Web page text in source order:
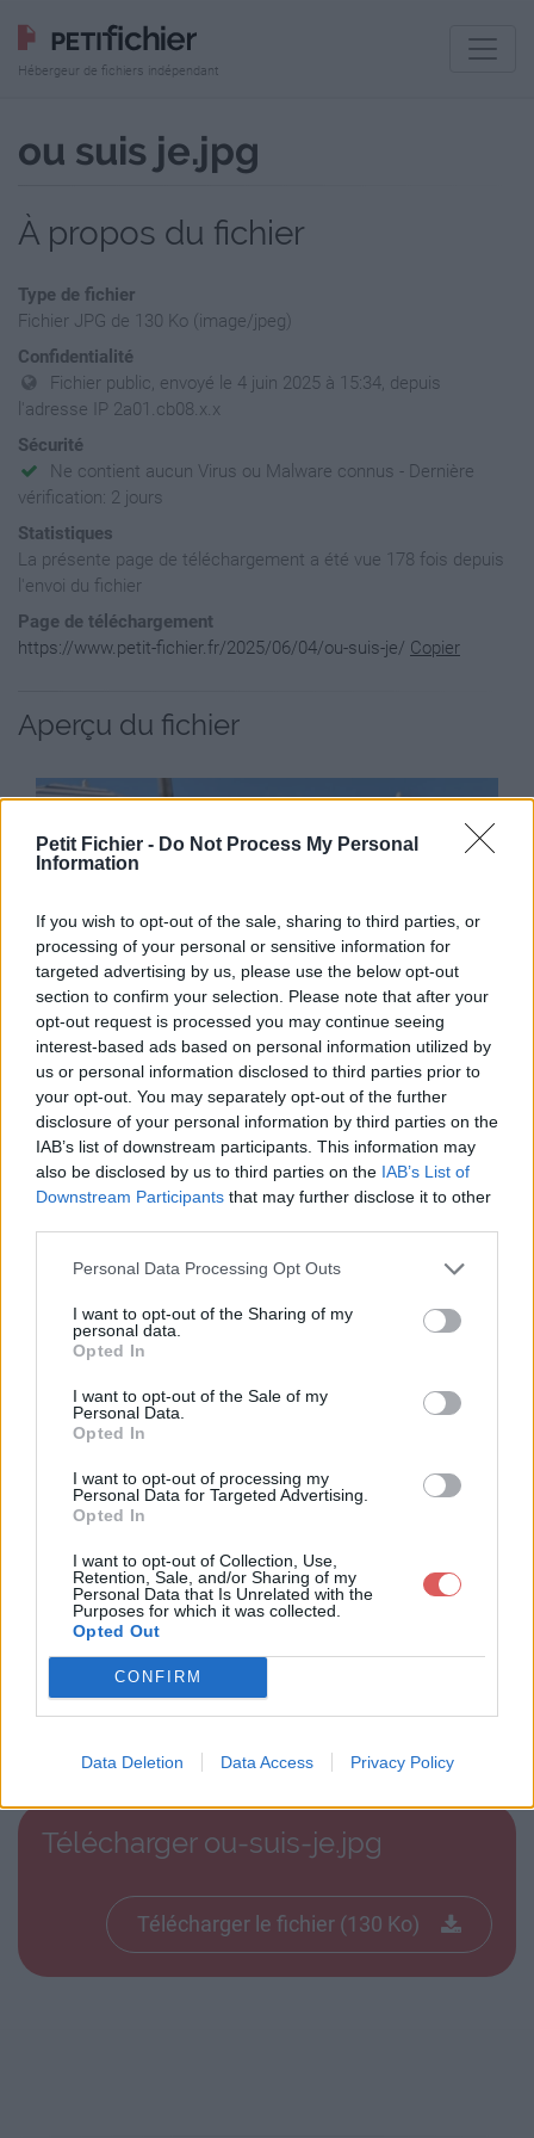
Petit Fichier - Do Not Process My Personal
Information
If you wish to opt-out of the sale, sharing to third parties, or
processing of your personal or sensitive information for
targeted advertising by us, please use the below opt-out
section to confirm your selection. Please note that after your
opt-out request is processed you may continue seeing
interest-based ads based on personal information utilized by
us or personal information disclosed to third parties prior to
your opt-out. You may separately opt-out of the further
disclosure of your personal information by third parties on the
IAB’s list of downstream participants. This information may
also be disclosed by us to third parties on the IAB’s List of
Downstream Participants that may further disclose it to other
Personal Data Processing Opt Outs
I want to opt-out of the Sharing of my
personal data.
Opted In
I want to opt-out of the Sale of my
Personal Data.
Opted In
I want to opt-out of processing my
Personal Data for Targeted Advertising.
Opted In
I want to opt-out of Collection, Use,
Retention, Sale, and/or Sharing of my
Personal Data that Is Unrelated with the
Purposes for which it was collected.
Opted Out
CONFIRM
Data Deletion Data Access Privacy Policy
Hébergeur de fichiers indépendant
ou suis je.jpg
À propos du fichier
Type de fichier
Fichier JPG de 130 Ko (image/jpeg)
Confidentialité
Fichier public, envoyé le 4 juin 2025 à 15:34, depuis
l'adresse IP 2a01.cb08.x.x
Sécurité
Ne contient aucun Virus ou Malware connus - Dernière
vérification: 2 jours
Statistiques
La présente page de téléchargement a été vue 178 fois depuis
l'envoi du fichier
Page de téléchargement
https://www.petit-fichier.fr/2025/06/04/ou-suis-je/ Copier
Aperçu du fichier
Partager le fichier ou-suis-je.jpg
sur le Web et les réseaux
sociaux:
Télécharger le fichier ou-suis-je.j
Télécharger ou-suis-je.jpg
Télécharger le fichier (130 Ko)